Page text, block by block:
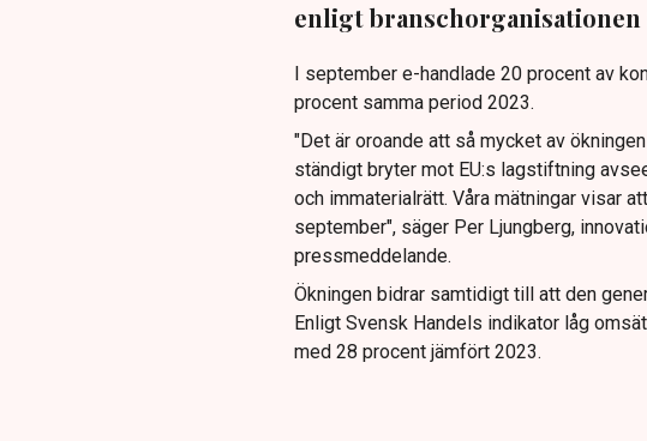
enligt branschorganisationen
I september e-handlade 20 procent av
procent samma period 2023.
"Det är oroande att så mycket av
ständigt bryter mot EU:s lagstiftning
och immaterialrätt. Våra mätningar visar
september", säger Per Ljungberg,
pressmeddelande.
Ökningen bidrar samtidigt till att den
Enligt Svensk Handels indikator låg
med 28 procent jämfört 2023.